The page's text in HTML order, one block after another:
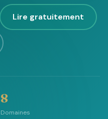
Lire gratuitement
8
Domaines